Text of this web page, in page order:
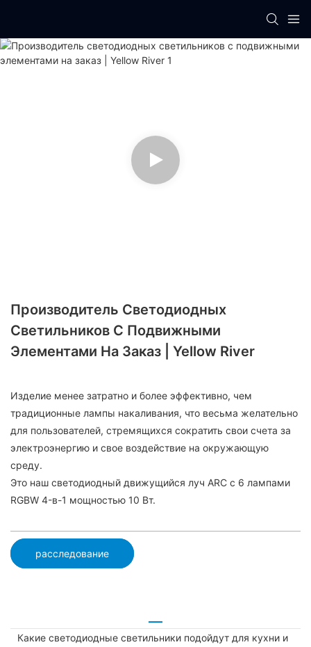
Производитель Светодиодных
Светильников С Подвижными
Элементами На Заказ | Yellow River
Изделие менее затратно и более эффективно, чем
традиционные лампы накаливания, что весьма желательно
для пользователей, стремящихся сократить свои счета за
электроэнергию и свое воздействие на окружающую
среду.
Это наш светодиодный движущийся луч ARC с 6 лампами
RGBW 4-в-1 мощностью 10 Вт.
расследование
Какие светодиодные светильники подойдут для кухни и